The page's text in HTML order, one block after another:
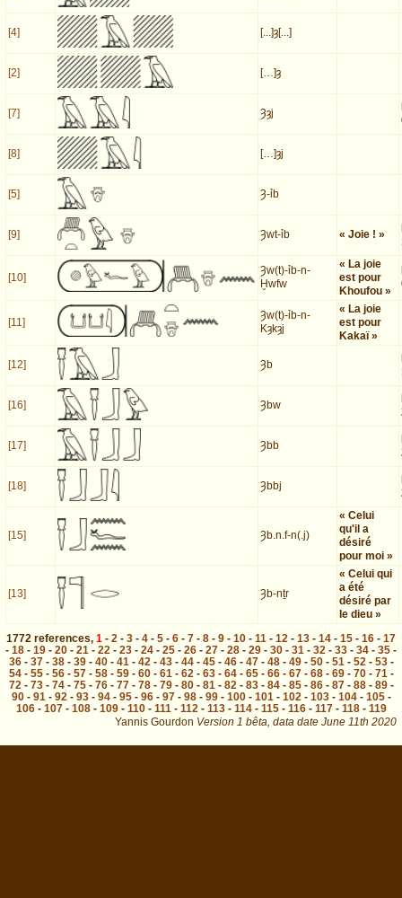
[4] [...]ȝ[...]
[2] […]ȝ
[7] Ȝȝj
[8] […]ȝj
[5] Ȝ-ỉb
[9] Ȝwt-ỉb « Joie ! »
[10]
Ȝw(t)-ỉb-n-
Ḫwfw
« La joie
est pour
Khoufou »
[11]
Ȝw(t)-ỉb-n-
Kȝkȝj
« La joie
est pour
Kakaï »
[12] Ȝb
[16] Ȝbw
[17] Ȝbb
[18] Ȝbbj
[15] Ȝb.n.f-n(.j)
« Celui
qu'il a
désiré
pour moi »
[13] Ȝb-nṯr
« Celui qui
a été
désiré par
le dieu »
1772 references, 1 - 2 - 3 - 4 - 5 - 6 - 7 - 8 - 9 - 10 - 11 - 12 - 13 - 14 - 15 - 16 - 17
- 18 - 19 - 20 - 21 - 22 - 23 - 24 - 25 - 26 - 27 - 28 - 29 - 30 - 31 - 32 - 33 - 34 - 35 -
36- 37- 38- 39- 40- 41 - 42 - 43- 44- 45- 46- 47- 48- 49- 50- 51 - 52 - 53-
54- 55- 56- 57- 58- 59- 60- 61 - 62 - 63- 64- 65- 66- 67- 68- 69- 70- 71 -
72 - 73- 74- 75- 76- 77- 78- 79- 80- 81 - 82 - 83- 84- 85- 86- 87- 88- 89-
90- 91 - 92 - 93- 94- 95- 96- 97- 98- 99- 100- 101 - 102 - 103- 104- 105-
106- 107- 108- 109- 110- 111 - 112 - 113- 114- 115- 116- 117- 118- 119
Yannis Gourdon Version 1 bêta, data date June 11th 2020